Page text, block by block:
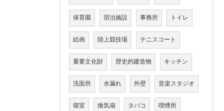
保育園 宿泊施設 事務所 トイレ
絵画 陸上競技場 テニスコート
重要文化財 歴史的建造物 キッチン
洗面所 水漏れ 外壁 音楽スタジオ
寝室 換気扇 タバコ 喫煙所